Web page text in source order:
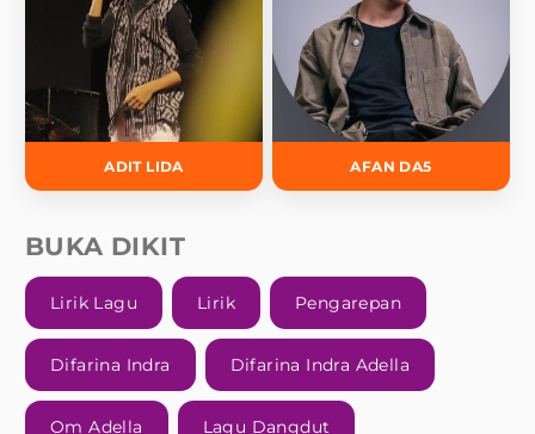
ADIT LIDA AFAN DA5
BUKA DIKIT
Lirik Lagu Lirik Pengarepan
Difarina Indra Difarina Indra Adella
Om Adella Lagu Dangdut